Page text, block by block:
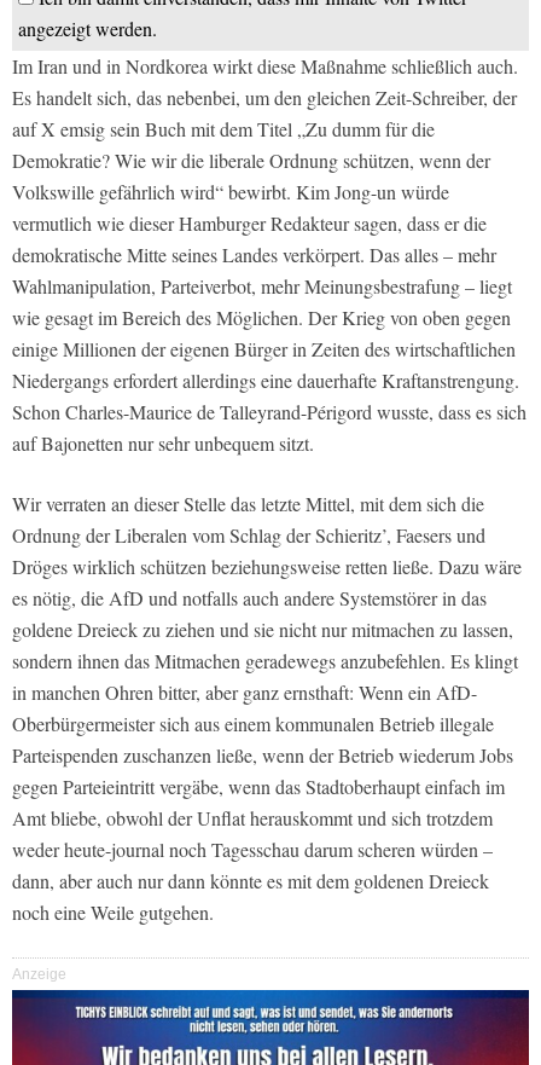
angezeigt werden.
Im Iran und in Nordkorea wirkt diese Maßnahme schließlich auch.
Es handelt sich, das nebenbei, um den gleichen Zeit-Schreiber, der
auf X emsig sein Buch mit dem Titel „Zu dumm für die
Demokratie? Wie wir die liberale Ordnung schützen, wenn der
Volkswille gefährlich wird“ bewirbt. Kim Jong-un würde
vermutlich wie dieser Hamburger Redakteur sagen, dass er die
demokratische Mitte seines Landes verkörpert. Das alles – mehr
Wahlmanipulation, Parteiverbot, mehr Meinungsbestrafung – liegt
wie gesagt im Bereich des Möglichen. Der Krieg von oben gegen
einige Millionen der eigenen Bürger in Zeiten des wirtschaftlichen
Niedergangs erfordert allerdings eine dauerhafte Kraftanstrengung.
Schon Charles-Maurice de Talleyrand-Périgord wusste, dass es sich
auf Bajonetten nur sehr unbequem sitzt.
Wir verraten an dieser Stelle das letzte Mittel, mit dem sich die
Ordnung der Liberalen vom Schlag der Schieritz’, Faesers und
Dröges wirklich schützen beziehungsweise retten ließe. Dazu wäre
es nötig, die AfD und notfalls auch andere Systemstörer in das
goldene Dreieck zu ziehen und sie nicht nur mitmachen zu lassen,
sondern ihnen das Mitmachen geradewegs anzubefehlen. Es klingt
in manchen Ohren bitter, aber ganz ernsthaft: Wenn ein AfD-
Oberbürgermeister sich aus einem kommunalen Betrieb illegale
Parteispenden zuschanzen ließe, wenn der Betrieb wiederum Jobs
gegen Parteieintritt vergäbe, wenn das Stadtoberhaupt einfach im
Amt bliebe, obwohl der Unflat herauskommt und sich trotzdem
weder heute-journal noch Tagesschau darum scheren würden –
dann, aber auch nur dann könnte es mit dem goldenen Dreieck
noch eine Weile gutgehen.
Anzeige